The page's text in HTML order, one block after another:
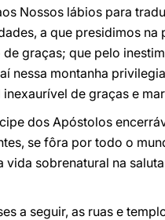
Nossos lábios para
a que presidimos na
graças; que pelo
nessa montanha
de graças e
dos Apóstolos
se fôra por todo o
sobrenatural na
a seguir, as ruas e